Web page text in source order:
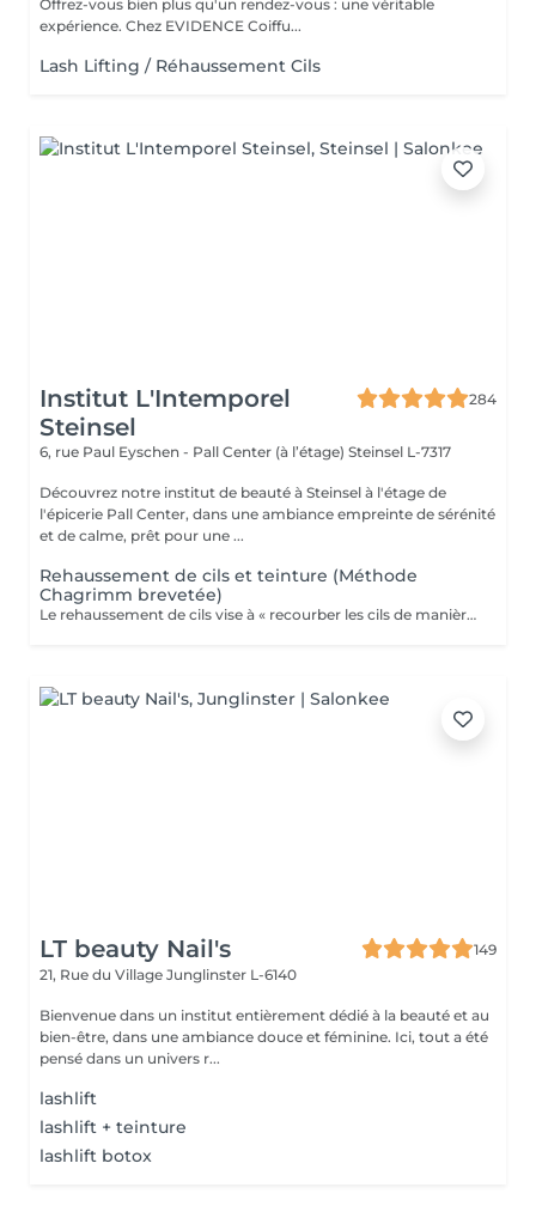
Offrez-vous bien plus qu'un rendez-vous : une véritable
expérience. Chez EVIDENCE Coiffu...
Lash Lifting / Réhaussement Cils
Institut L'Intemporel
Steinsel
284
6, rue Paul Eyschen - Pall Center (à l’étage) Steinsel L-7317
Découvrez notre institut de beauté à Steinsel à l'étage de
l'épicerie Pall Center, dans une ambiance empreinte de sérénité
et de calme, prêt pour une ...
Rehaussement de cils et teinture (Méthode
Chagrimm brevetée)
Le rehaussement de cils vise à « recourber les cils de manière naturelle afin de les galber et leur donner un effet mascara ». Et ce, sans même utiliser votre maquillage. Cela permet d'embellir et d'ouvrir le regard tout en lui donnant de la douceur, et ce, pour une durée moyenne de six semaines. Ultra-pratique pour une routine make-up allégée et un regard perçant dès le réveil. Ne remplacera jamais l'effet mascara. SVP pour éviter toute réaction ne pas venir avec des lentilles de contact ou prévoir le nécessaire pour les retirer avant la prestation et attendre minimum 3 mois entre deux rehaussements !
LT beauty Nail's
149
21, Rue du Village Junglinster L-6140
Bienvenue dans un institut entièrement dédié à la beauté et au
bien-être, dans une ambiance douce et féminine. Ici, tout a été
pensé dans un univers r...
lashlift
lashlift + teinture
lashlift botox